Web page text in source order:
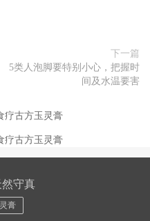
下一篇
5类人泡脚要特别小心，把握时
间及水温要害
疗古方玉灵膏
疗古方玉灵膏
守真
膏